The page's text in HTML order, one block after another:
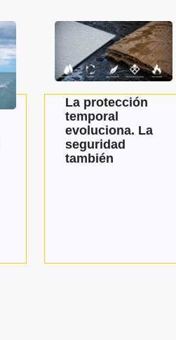
La protección
temporal
evoluciona. La
seguridad
también